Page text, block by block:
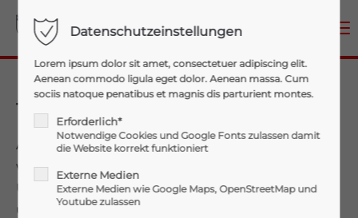
Login
Benutzername
Passwort
15.08.2021 Unwettereinsätze
Am 15.08.2021 kam es erneut zu einem Unwetter,
welches wieder einen Einsatz unserer Wehr hervorrief.
Unsere sieben Kammeraden mussten einen
umgestürzten Baum, welcher über eine Straße lag,
Datenschutzeinstellungen
Lorem ipsum dolor sit amet, consectetuer adipiscing elit.
Aenean commodo ligula eget dolor. Aenean massa. Cum
sociis natoque penatibus et magnis dis parturient montes.
Erforderlich*
Notwendige Cookies und Google Fonts zulassen damit
die Website korrekt funktioniert
Externe Medien
Externe Medien wie Google Maps, OpenStreetMap und
Youtube zulassen